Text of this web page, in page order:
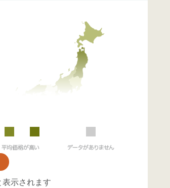
示されます